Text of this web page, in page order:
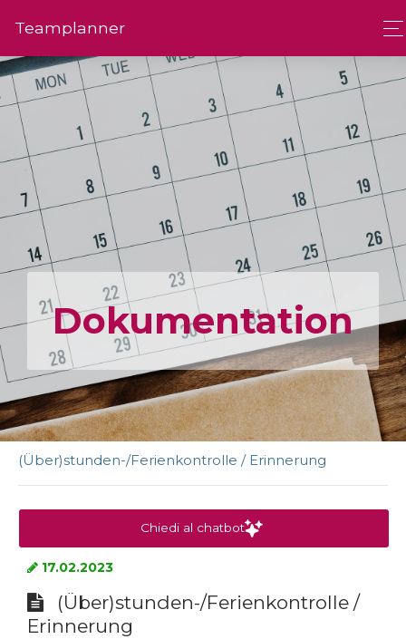
Team­planner
Dokumen­tation
(Über)stunden-/Ferienkontrolle / Erinnerung
Chiedi al chatbot
17.02.2023
(Über)stunden-/Ferienkontrolle /
Erinnerung